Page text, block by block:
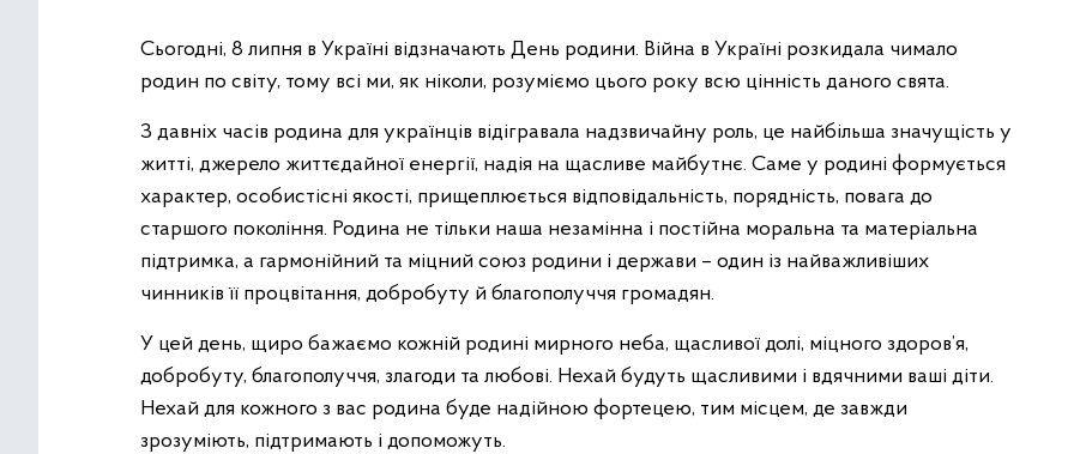
Сьогодні, 8 липня в Україні відзначають День родини. Війна в Україні розкидала чимало
родин по світу, тому всі ми, як ніколи, розуміємо цього року всю цінність даного свята.
З давніх часів родина для українців відігравала надзвичайну роль, це найбільша значущість у
житті, джерело життєдайної енергії, надія на щасливе майбутнє. Саме у родині формується
характер, особистісні якості, прищеплюється відповідальність, порядність, повага до
старшого покоління. Родина не тільки наша незамінна і постійна моральна та матеріальна
підтримка, а гармонійний та міцний союз родини і держави – один із найважливіших
чинників її процвітання, добробуту й благополуччя громадян.
У цей день, щиро бажаємо кожній родині мирного неба, щасливої долі, міцного здоров’я,
добробуту, благополуччя, злагоди та любові. Нехай будуть щасливими і вдячними ваші діти.
Нехай для кожного з вас родина буде надійною фортецею, тим місцем, де завжди
зрозуміють, підтримають і допоможуть.